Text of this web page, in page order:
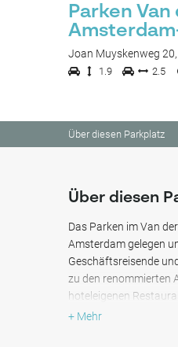
Parken Van
Joan Muyskenweg
1.9 2.5
Über diesen Parkplatz
Über diesen
Das Parken im Van
Amsterdam gelegen
Geschäftsreisende
zu den renommierten
hoteleigenen
für diejenigen macht,
+ Mehr